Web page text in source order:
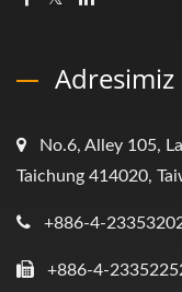
Adresimiz
No.6, Alley 105,
Taichung 414020,
+886-4-
+886-4-